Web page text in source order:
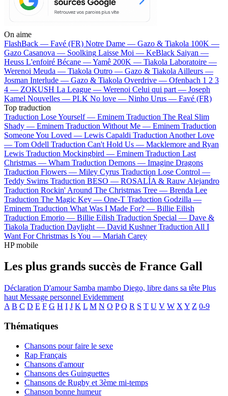
On aime
FlashBack — Favé (FR) Notre Dame — Gazo & Tiakola 100K —
Gazo Casanova — Soolking Laisse Moi — KeBlack Saiyan —
Heuss L'enfoiré Bécane —Yamê 200K — Tiakola Laboratoire —
Werenoi Meuda — Tiakola Outro — Gazo & Tiakola Ailleurs —
Josman Interlude — Gazo & Tiakola Overdrive — Ofenbach 1 2 3
4 — ZOKUSH La League — Werenoi Celui qui part — Joseph
Kamel Nouvelles — PLK No love — Ninho Urus — Favé (FR)
Top traduction
Traduction Lose Yourself — Eminem Traduction The Real Slim
Shady — Eminem Traduction Without Me — Eminem Traduction
Someone You Loved — Lewis Capaldi Traduction Another Love
— Tom Odell Traduction Can't Hold Us — Macklemore and Ryan
Lewis Traduction Mockingbird — Eminem Traduction Last
Christmas — Wham Traduction Demons — Imagine Dragons
Traduction Flowers — Miley Cyrus Traduction Lose Control —
Teddy Swims Traduction BESO — ROSALÍA & Rauw Alejandro
Traduction Rockin' Around The Christmas Tree — Brenda Lee
Traduction The Magic Key — One-T Traduction Godzilla —
Eminem Traduction What Was I Made For? — Billie Eilish
Traduction Emorio — Billie Eilish Traduction Special — Dave &
Tiakola Traduction Daylight — David Kushner Traduction All I
Want For Christmas Is You — Mariah Carey
HP mobile
Les plus grands succès de France Gall
Déclaration D'amour Samba mambo Diego, libre dans sa tête Plus
haut Message personnel Evidemment
A B C D E F G H I J K L M N O P Q R S T U V W X Y Z 0-9
Thématiques
Chansons pour faire le sexe
Rap Français
Chansons d'amour
Chansons des Guinguettes
Chansons de Rugby et 3ème mi-temps
Chanson bonne humeur